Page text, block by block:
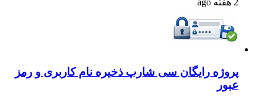
پروژه رایگان سی شارپ ذخیره نام کاربری و رمز
عبور